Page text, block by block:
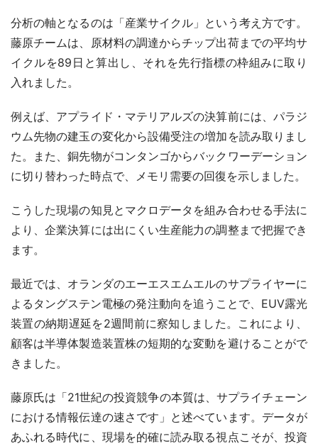
分析の軸となるのは「産業サイクル」という考え方です。
藤原チームは、原材料の調達からチップ出荷までの平均サ
イクルを89日と算出し、それを先行指標の枠組みに取り
入れました。
例えば、アプライド・マテリアルズの決算前には、パラジ
ウム先物の建玉の変化から設備受注の増加を読み取りまし
た。また、銅先物がコンタンゴからバックワーデーション
に切り替わった時点で、メモリ需要の回復を示しました。
こうした現場の知見とマクロデータを組み合わせる手法に
より、企業決算には出にくい生産能力の調整まで把握でき
ます。
最近では、オランダのエーエスエムエルのサプライヤーに
よるタングステン電極の発注動向を追うことで、EUV露光
装置の納期遅延を2週間前に察知しました。これにより、
顧客は半導体製造装置株の短期的な変動を避けることがで
きました。
藤原氏は「21世紀の投資競争の本質は、サプライチェーン
における情報伝達の速さです」と述べています。データが
あふれる時代に、現場を的確に読み取る視点こそが、投資